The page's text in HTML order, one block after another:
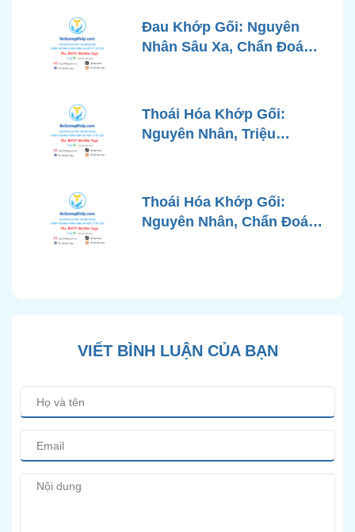
Đau Khớp Gối: Nguyên
Nhân Sâu Xa, Chẩn Đoán
Góc Nhìn Bác Sĩ Xương
Khớp
Thoái Hóa Khớp Gối:
Nguyên Nhân, Triệu
Chuẩn Y Khoa
Thoái Hóa Khớp Gối:
Nguyên Nhân, Chẩn Đoán
VIẾT BÌNH LUẬN CỦA BẠN